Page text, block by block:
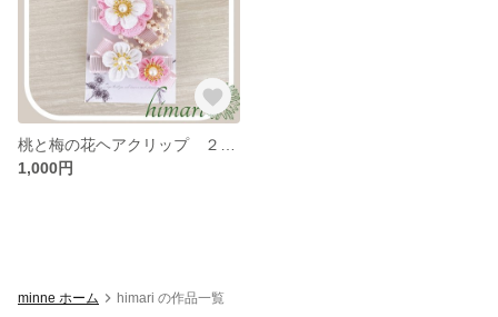
1,000円
minne ホーム himari の作品一覧